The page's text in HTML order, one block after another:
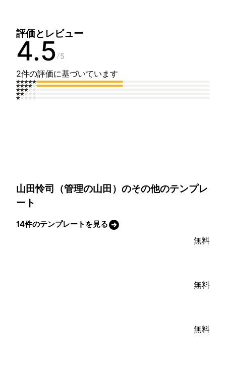
評価とレビュー
4.5 5
2件の評価に基づいています
山田怜司（管理の山田）のその他のテンプレ
ート
14件のテンプレートを見る
無料
無料
無料